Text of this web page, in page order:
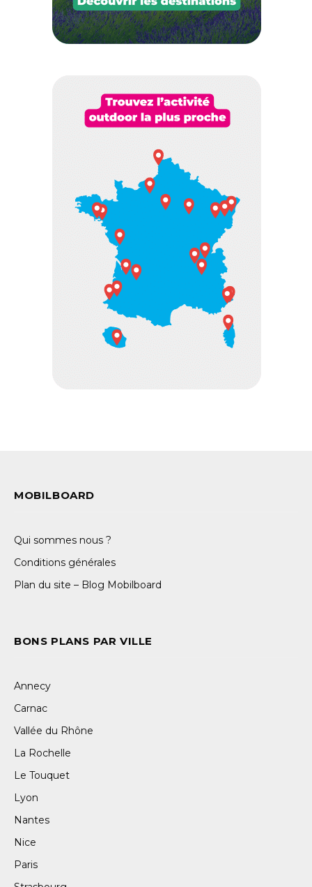
MOBILBOARD
Qui sommes nous ?
Conditions générales
Plan du site – Blog Mobilboard
BONS PLANS PAR VILLE
Annecy
Carnac
Vallée du Rhône
La Rochelle
Le Touquet
Lyon
Nantes
Nice
Paris